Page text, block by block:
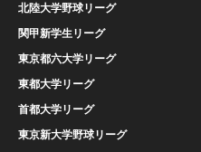
北陸大学野球リーグ
関甲新学生リーグ
東京都六大学リーグ
東都大学リーグ
首都大学リーグ
東京新大学野球リーグ